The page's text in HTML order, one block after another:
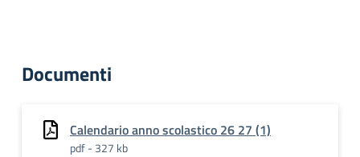
Documenti
Calendario anno scolastico 26 27 (1)
pdf - 327 kb